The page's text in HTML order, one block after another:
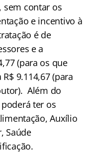
sem contar os
e incentivo à
é de
e a
(para os que
9.114,67 (para
Além do
ter os
Auxílio
Saúde